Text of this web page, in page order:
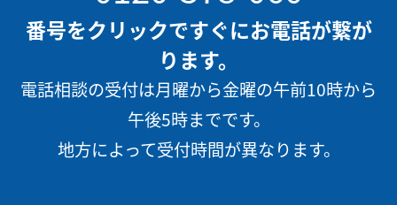
番号をクリックですぐにお電話が繋が
ります。
電話相談の受付は月曜から金曜の午前10時から
午後5時までです。
地方によって受付時間が異なります。